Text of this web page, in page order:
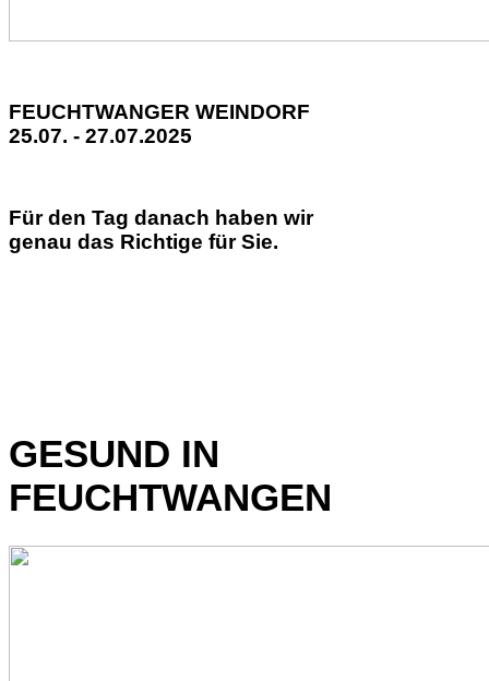
FEUCHTWANGER WEINDORF
25.07. - 27.07.2025
Für den Tag danach haben wir
genau das Richtige für Sie.
GESUND IN
FEUCHTWANGEN